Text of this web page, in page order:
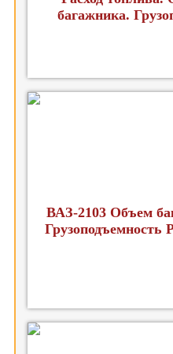
багажника.
ВАЗ-2103 Объем
Грузоподъемность